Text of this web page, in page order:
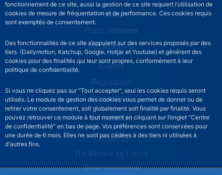
fonctionnement de ce site, aussi la gestion de ce site requiert l’utilisation de
cookies de mesure de fréquentation et de performance. Ces cookies requis
sont exemptés de consentement.
Des fonctionnalités de ce site s’appuient sur des services proposés par des
tiers (Dailymotion, Katchup, Google, Hotjar et Youtube) et génèrent des
cookies pour des finalités qui leur sont propres, conformément à leur
politique de confidentialité.
Si vous ne cliquez pas sur "Tout accepter", seul les cookies requis seront
utilisés. Le module de gestion des cookies vous permet de donner ou de
retirer votre consentement, soit globalement soit finalité par finalité. Vous
pouvez retrouver ce module à tout moment en cliquant sur l’onglet "Centre
de confidentialité" en bas de page. Vos préférences sont conservées pour
une durée de 6 mois. Elles ne sont pas cédées à des tiers ni utilisées à
d'autres fins.
News
Press releases
Publications
Events
Regulation
Press room
Contact Us
ACPR footer secondary menu (English)
Contact us
The Banque de France
Other institutions